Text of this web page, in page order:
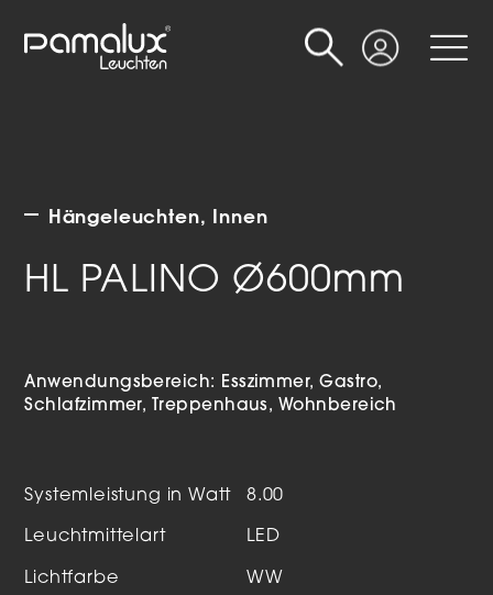
Login
Suche
Hängeleuchten Innen
HL PALINO Ø600mm
Anwendungsbereich: Esszimmer Gastro
Schlafzimmer
Treppenhaus Wohnbereich
Systemleistung in Watt 8.00
Leuchtmittelart LED
Lichtfarbe WW